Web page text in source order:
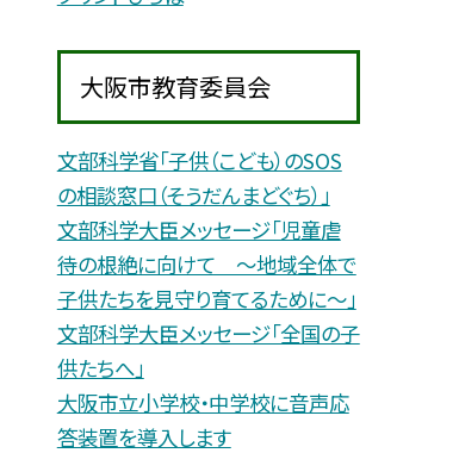
大阪市教育委員会
文部科学省「子供（こども）のSOS
の相談窓口（そうだんまどぐち）」
文部科学大臣メッセージ「児童虐
待の根絶に向けて 〜地域全体で
子供たちを見守り育てるために〜」
文部科学大臣メッセージ「全国の子
供たちへ」
大阪市立小学校・中学校に音声応
答装置を導入します